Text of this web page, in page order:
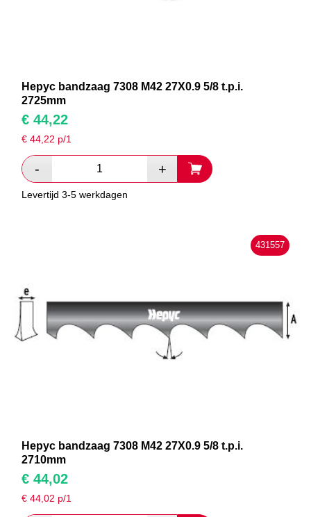
Hepyc bandzaag 7308 M42 27X0.9 5/8 t.p.i.
2725mm
€ 44,22
€44,22 p/1
Levertijd 3-5 werkdagen
431557
Hepyc bandzaag 7308 M42 27X0.9 5/8 t.p.i.
2710mm
€ 44,02
€44,02 p/1